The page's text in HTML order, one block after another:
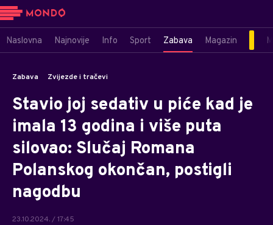
Naslovna Najnovije Info Sport Zabava Magazin
Zabava Zvijezde i tračevi
Stavio joj sedativ u piće kad je
imala 13 godina i više puta
silovao: Slučaj Romana
Polanskog okončan, postigli
nagodbu
23.10.2024. / 17:45